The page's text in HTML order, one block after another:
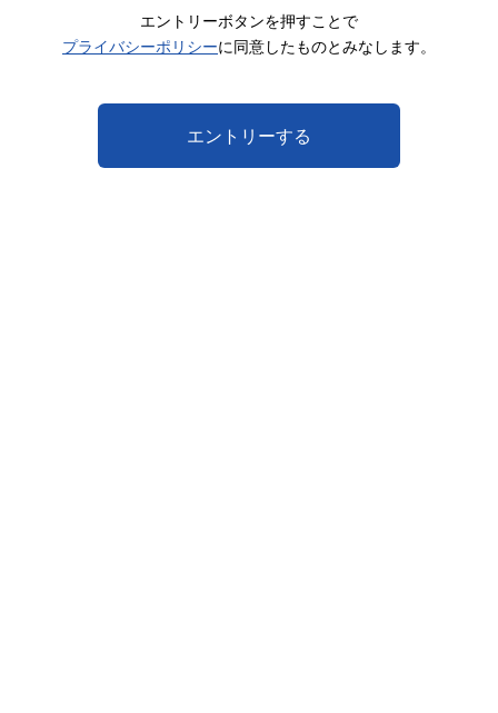
エントリーボタンを押すことで
プライバシーポリシーに同意したものとみなします。
エントリーする